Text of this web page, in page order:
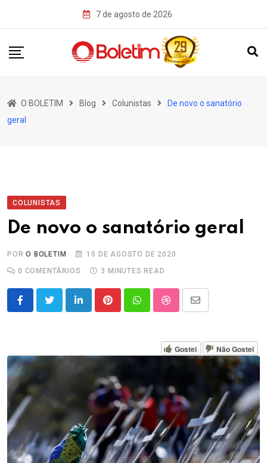
7 de agosto de 2026
O BOLETIM Blog Colunistas
De novo o sanatório
geral
COLUNISTAS
De novo o sanatório geral
PORO BOLETIM
15 DE AGOSTO DE 2020
0 COMENTÁRIOS 3 MINUTES READ
LinkedInPinterestWhatsappStumbleUpon
Share
Email
Gostei Não Gostei